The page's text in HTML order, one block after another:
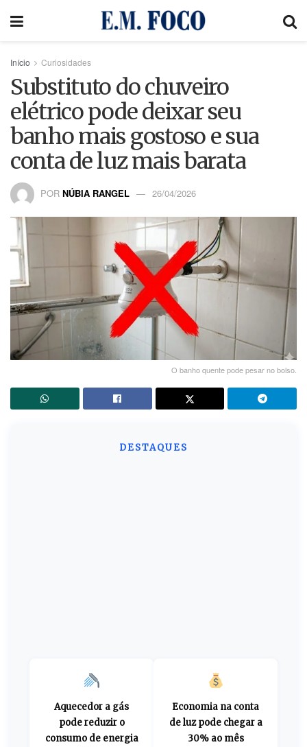
Início Curiosidades
Substituto do chuveiro
elétrico pode deixar seu
banho mais gostoso e sua
conta de luz mais barata
POR NÚBIA RANGEL 26/04/2026
O banho quente pode pesar no bolso.
DESTAQUES
Aquecedor a gás
pode reduzir o
consumo de energia
Economia na conta
de luz pode chegar a
30% ao mês